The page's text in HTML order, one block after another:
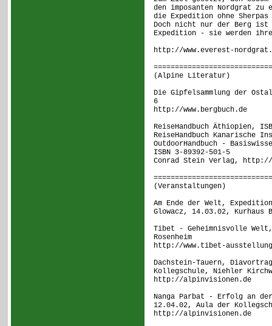
den imposanten Nordgrat zu
die Expedition ohne
Doch nicht nur der Berg ist
Expedition - sie werden
http://www.everest-
(Alpine
Die Gipfelsammlung der
6
http://www.bergbuch.de
ReiseHandbuch Äthiopien,
ReiseHandbuch Kanarische
OutdoorHandbuch -
ISBN 3-89392-501-5
Conrad Stein Verlag,
Am Ende der Welt,
Glowacz, 14.03.02, Kurhaus
Tibet - Geheimnisvolle
Rosenheim
http://www.tibet-
Dachstein-Tauern,
Kollegschule, Niehler
http://alpinvisionen.de
Nanga Parbat - Erfolg an
12.04.02, Aula der
http://alpinvisionen.de